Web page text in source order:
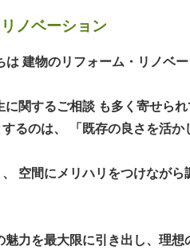
ノベーション
建物のリフォーム・リノベ
関するご相談 も多く寄せられ
るのは、 「既存の良さを活
空間にメリハリをつけなが
力を最大限に引き出し、理想